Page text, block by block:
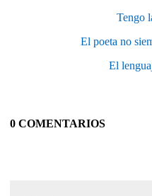
Tengo
El poeta no
El
0 COMENTARIOS